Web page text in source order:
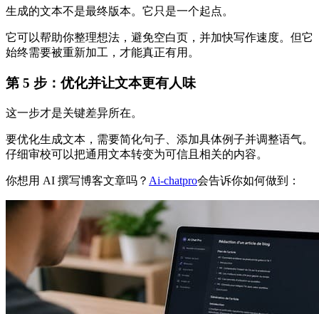
生成的文本不是最终版本。它只是一个起点。
它可以帮助你整理想法，避免空白页，并加快写作速度。但它
始终需要被重新加工，才能真正有用。
第 5 步：优化并让文本更有人味
这一步才是关键差异所在。
要优化生成文本，需要简化句子、添加具体例子并调整语气。
仔细审校可以把通用文本转变为可信且相关的内容。
你想用 AI 撰写博客文章吗？ Ai-chatpro会告诉你如何做到：